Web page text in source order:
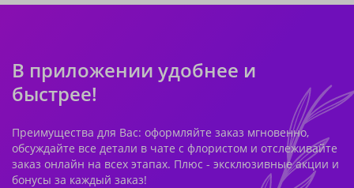
В приложении удобнее и
быстрее!
Преимущества для Вас: оформляйте заказ мгновенно,
обсуждайте все детали в чате с флористом и отслеживайте
заказ онлайн на всех этапах. Плюс - эксклюзивные акции и
бонусы за каждый заказ!